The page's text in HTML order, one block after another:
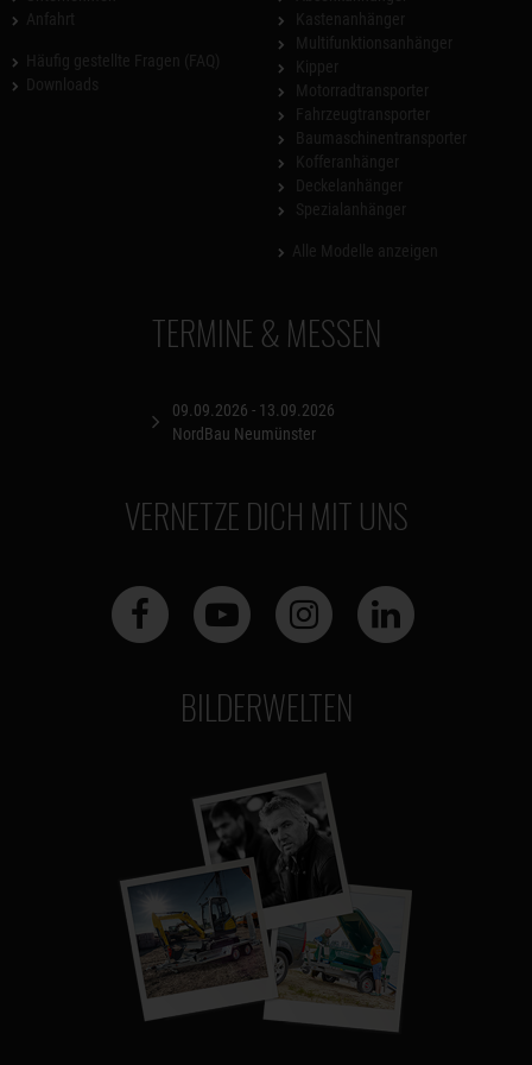
TERMINE & MESSEN
09.09.2026 - 13.09.2026
NordBau Neumünster
VERNETZE DICH MIT UNS
BILDERWELTEN